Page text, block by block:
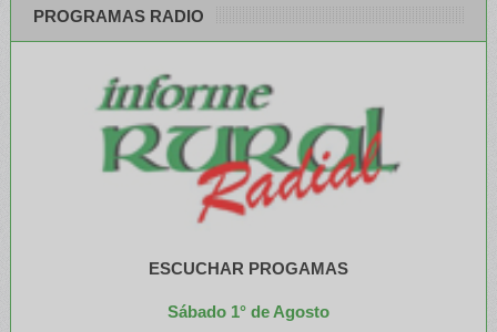
PROGRAMAS RADIO
ESCUCHAR PROGAMAS
Sábado 1° de Agosto